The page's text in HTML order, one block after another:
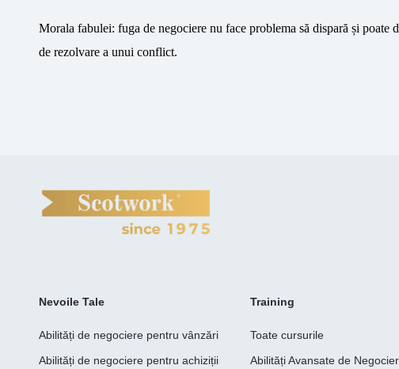
Morala fabulei: fuga de negociere nu face problema să dispară și
de rezolvare a unui conflict.
Nevoile Tale
Abilități de negociere pentru vânzări
Abilități de negociere pentru achiziții
Training
Toate cursurile
Abilități Avansate de